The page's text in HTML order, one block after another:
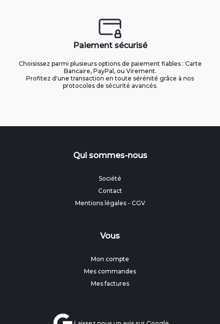
Paiement sécurisé
Choisissez parmi plusieurs options de paiement fiables : Carte
Bancaire, PayPal, ou Virement.
Profitez d'une transaction en toute sérénité grâce à nos
protocoles de sécurité avancés.
Qui sommes-nous
Société
Contact
Mentions légales- CGV
Vous
Mon compte
Mes commandes
Mes factures